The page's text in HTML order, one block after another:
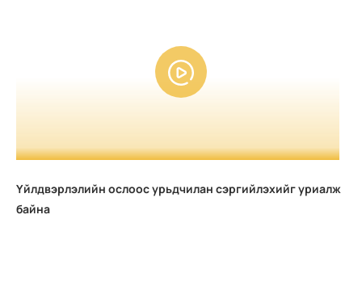
Үйлдвэрлэлийн ослоос урьдчилан сэргийлэхийг уриалж
байна